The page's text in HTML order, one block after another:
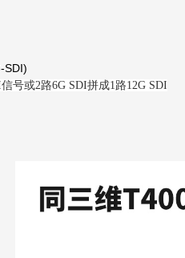
SDI)
号或2路6G SDI拼成1路12G SDI